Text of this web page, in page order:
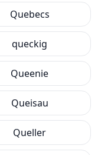
Quebecs
queckig
Queenie
Queisau
Queller